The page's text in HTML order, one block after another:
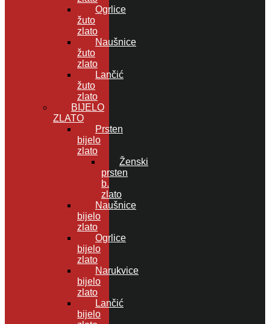
Ogrlice
žuto
zlato
Naušnice
žuto
zlato
Lančić
žuto
zlato
BIJELO
ZLATO
Prsten
bijelo
zlato
Ženski
prsten
b.
zlato
Naušnice
bijelo
zlato
Ogrlice
bijelo
zlato
Narukvice
bijelo
zlato
Lančić
bijelo